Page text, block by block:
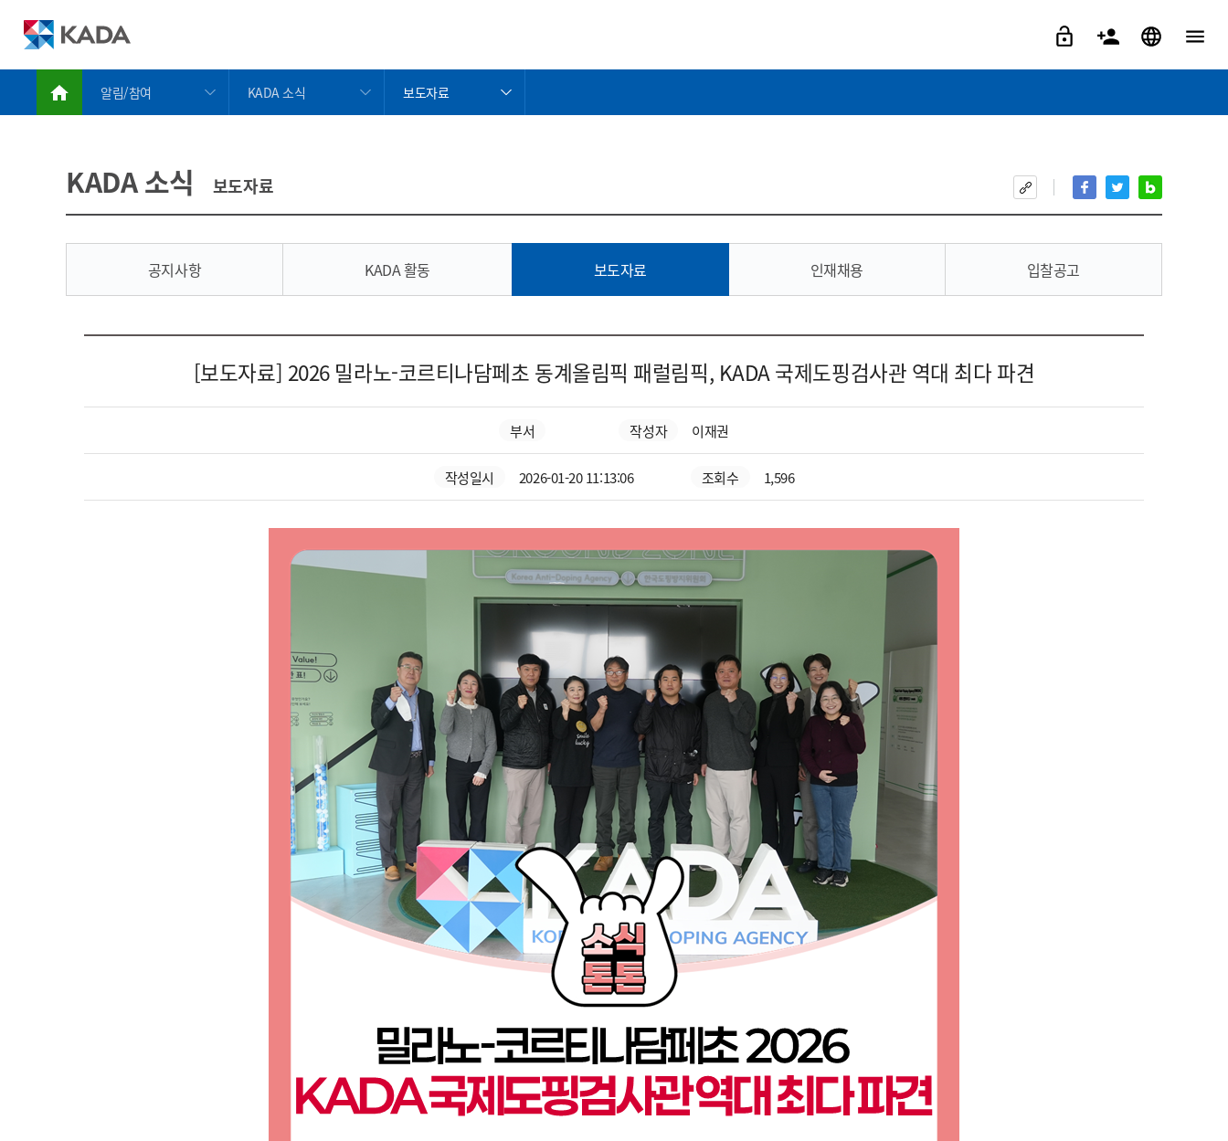
알림/참여
금지약물 검색서비스
도핑방지활동
치료목적사용면책
알림/참여
KADA 소식
윤리경영
보도자료
입찰공고
KADA 소식 보도자료
공지사항 KADA 활동 보도자료 인재채용 입찰공고
보도자료 상세
[보도자료] 2026 밀라노-코르티나담페초 동계올림픽 패럴림픽, KADA 국제도핑검사관 역대 최다 파견
부서 작성자 이재권
작성일시 2026-01-20 11:13:06 조회수 1,596